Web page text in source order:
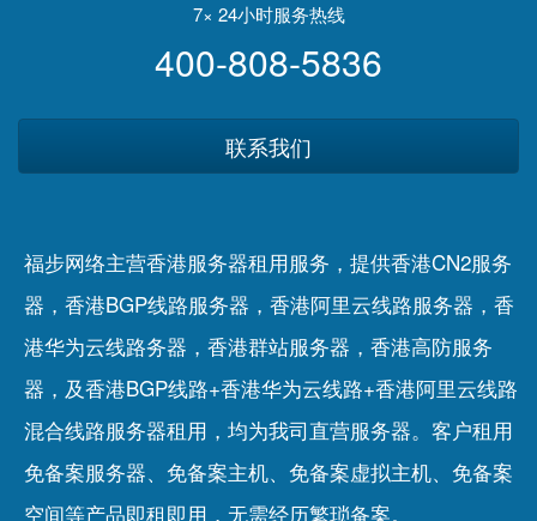
7× 24小时服务热线
400-808-5836
联系我们
福步网络主营香港服务器租用服务，提供香港CN2服务
器，香港BGP线路服务器，香港阿里云线路服务器，香
港华为云线路务器，香港群站服务器，香港高防服务
器，及香港BGP线路+香港华为云线路+香港阿里云线路
混合线路服务器租用，均为我司直营服务器。客户租用
免备案服务器、 免备案主机、 免备案虚拟主机、 免备案
空间等产品即租即用，无需经历繁琐备案。